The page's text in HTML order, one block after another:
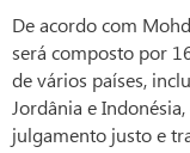
De acordo com
será composto por
de vários países,
Jordânia e
julgamento justo e